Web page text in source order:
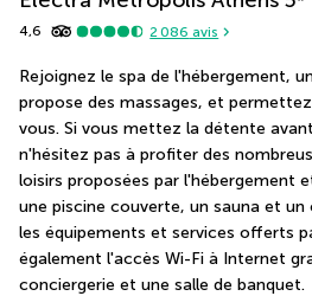
4,6 2 086 avis
Rejoignez le spa de l'hébergement,
propose des massages, et
vous. Si vous mettez la détente
n'hésitez pas à profiter des
loisirs proposées par l'hébergement
une piscine couverte, un sauna et
les équipements et services offerts
également l'accès Wi-Fi à Internet
conciergerie et une salle de banquet.